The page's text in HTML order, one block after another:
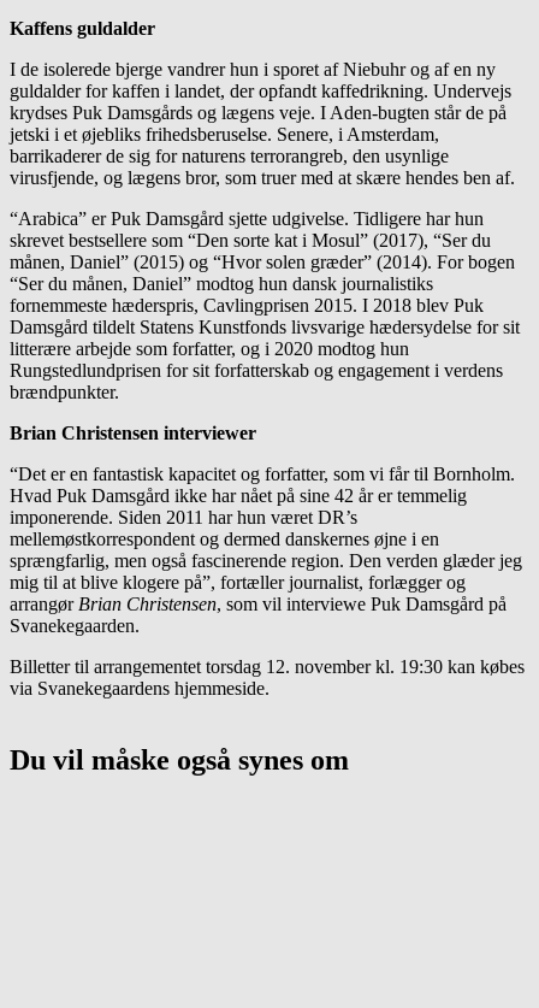
Kaffens guldalder
I de isolerede bjerge vandrer hun i sporet af Niebuhr og af en ny
guldalder for kaffen i landet, der opfandt kaffedrikning. Undervejs
krydses Puk Damsgårds og lægens veje. I Aden-bugten står de på
jetski i et øjebliks frihedsberuselse. Senere, i Amsterdam,
barrikaderer de sig for naturens terrorangreb, den usynlige
virusfjende, og lægens bror, som truer med at skære hendes ben af.
“Arabica” er Puk Damsgård sjette udgivelse. Tidligere har hun
skrevet bestsellere som “Den sorte kat i Mosul” (2017), “Ser du
månen, Daniel” (2015) og “Hvor solen græder” (2014). For bogen
“Ser du månen, Daniel” modtog hun dansk journalistiks
fornemmeste hæderspris, Cavlingprisen 2015. I 2018 blev Puk
Damsgård tildelt Statens Kunstfonds livsvarige hædersydelse for sit
litterære arbejde som forfatter, og i 2020 modtog hun
Rungstedlundprisen for sit forfatterskab og engagement i verdens
brændpunkter.
Brian Christensen interviewer
“Det er en fantastisk kapacitet og forfatter, som vi får til Bornholm.
Hvad Puk Damsgård ikke har nået på sine 42 år er temmelig
imponerende. Siden 2011 har hun været DR’s
mellemøstkorrespondent og dermed danskernes øjne i en
sprængfarlig, men også fascinerende region. Den verden glæder jeg
mig til at blive klogere på”, fortæller journalist, forlægger og
arrangør Brian Christensen, som vil interviewe Puk Damsgård på
Svanekegaarden.
Billetter til arrangementet torsdag 12. november kl. 19:30 kan købes
via Svanekegaardens hjemmeside.
Du vil måske også synes om